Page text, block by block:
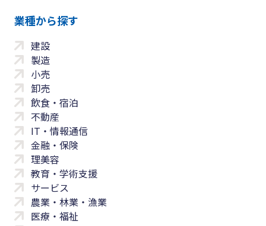
業種から探す
建設
製造
小売
卸売
飲食・宿泊
不動産
IT・情報通信
金融・保険
理美容
教育・学術支援
サービス
農業・林業・漁業
医療・福祉